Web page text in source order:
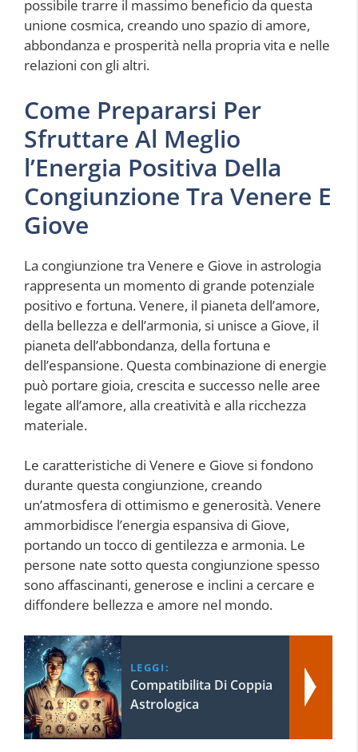
possibile trarre il massimo beneficio da questa
unione cosmica, creando uno spazio di amore,
abbondanza e prosperità nella propria vita e nelle
relazioni con gli altri.
Come Prepararsi Per
Sfruttare Al Meglio
l’Energia Positiva Della
Congiunzione Tra Venere E
Giove
La congiunzione tra Venere e Giove in astrologia
rappresenta un momento di grande potenziale
positivo e fortuna. Venere, il pianeta dell’amore,
della bellezza e dell’armonia, si unisce a Giove, il
pianeta dell’abbondanza, della fortuna e
dell’espansione. Questa combinazione di energie
può portare gioia, crescita e successo nelle aree
legate all’amore, alla creatività e alla ricchezza
materiale.
Le caratteristiche di Venere e Giove si fondono
durante questa congiunzione, creando
un’atmosfera di ottimismo e generosità. Venere
ammorbidisce l’energia espansiva di Giove,
portando un tocco di gentilezza e armonia. Le
persone nate sotto questa congiunzione spesso
sono affascinanti, generose e inclini a cercare e
diffondere bellezza e amore nel mondo.
LEGGI:
Compatibilita Di Coppia
Astrologica